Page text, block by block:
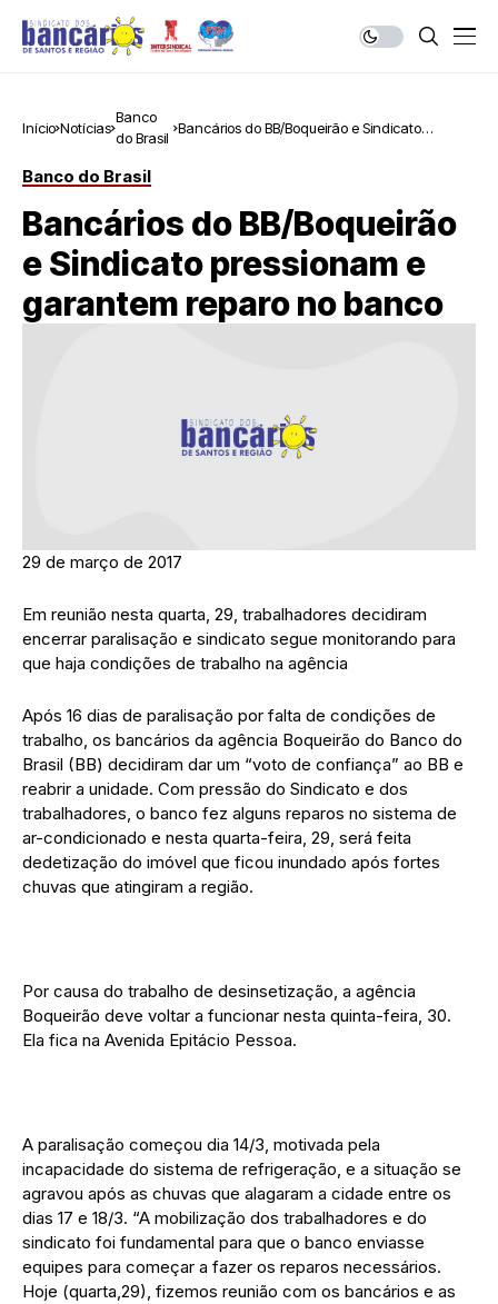
Início Notícias
Banco
do Brasil
Bancários do BB/Boqueirão e Sindicato
Banco do Brasil
Bancários do BB/Boqueirão
e Sindicato pressionam e
garantem reparo no banco
29 de março de 2017
Em reunião nesta quarta, 29, trabalhadores decidiram
encerrar paralisação e sindicato segue monitorando para
que haja condições de trabalho na agência
Após 16 dias de paralisação por falta de condições de
trabalho, os bancários da agência Boqueirão do Banco do
Brasil (BB) decidiram dar um “voto de confiança” ao BB e
reabrir a unidade. Com pressão do Sindicato e dos
trabalhadores, o banco fez alguns reparos no sistema de
ar-condicionado e nesta quarta-feira, 29, será feita
dedetização do imóvel que ficou inundado após fortes
chuvas que atingiram a região.
Por causa do trabalho de desinsetização, a agência
Boqueirão deve voltar a funcionar nesta quinta-feira, 30.
Ela fica na Avenida Epitácio Pessoa.
A paralisação começou dia 14/3, motivada pela
incapacidade do sistema de refrigeração, e a situação se
agravou após as chuvas que alagaram a cidade entre os
dias 17 e 18/3. “A mobilização dos trabalhadores e do
sindicato foi fundamental para que o banco enviasse
equipes para começar a fazer os reparos necessários.
Hoje (quarta,29), fizemos reunião com os bancários e as